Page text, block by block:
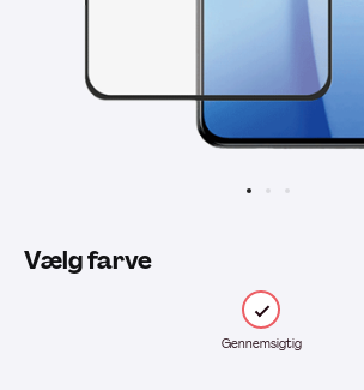
Vælg farve
Gennemsigtig